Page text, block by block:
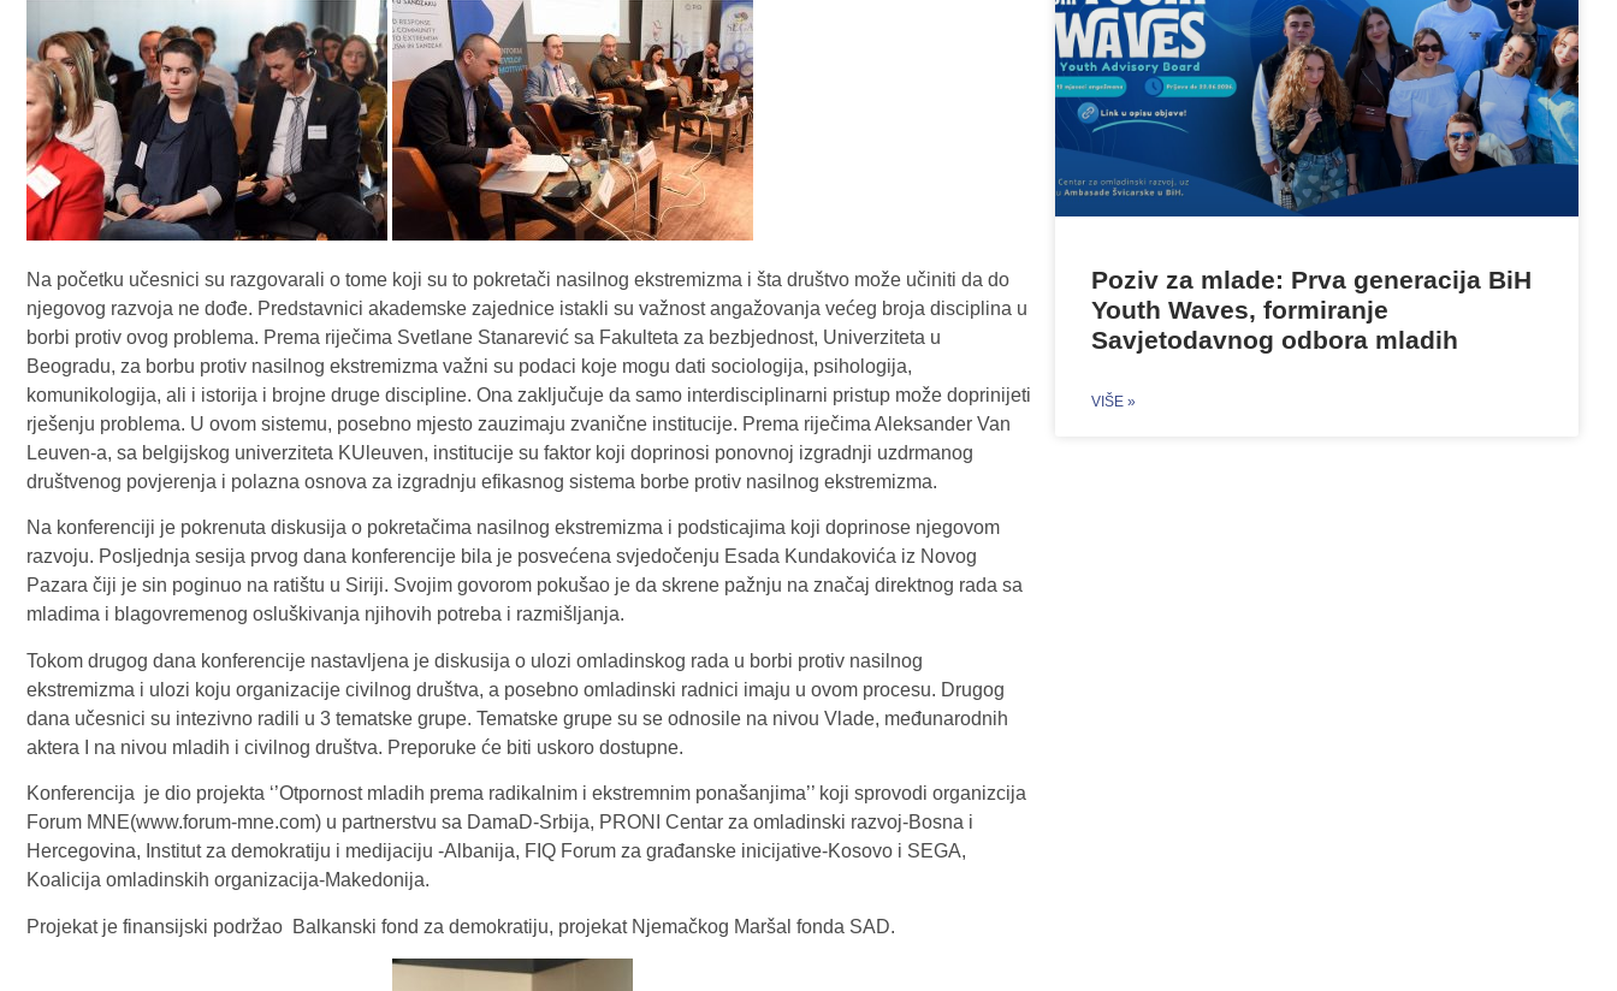
Na početku učesnici su razgovarali o tome koji su to pokretači nasilnog ekstremizma i šta društvo može učiniti da do
njegovog razvoja ne dođe. Predstavnici akademske zajednice istakli su važnost angažovanja većeg broja disciplina u
borbi protiv ovog problema. Prema riječima Svetlane Stanarević sa Fakulteta za bezbjednost, Univerziteta u
Beogradu, za borbu protiv nasilnog ekstremizma važni su podaci koje mogu dati sociologija, psihologija,
komunikologija, ali i istorija i brojne druge discipline. Ona zaključuje da samo interdisciplinarni pristup može doprinijeti
rješenju problema. U ovom sistemu, posebno mjesto zauzimaju zvanične institucije. Prema riječima Aleksander Van
Leuven-a, sa belgijskog univerziteta KUleuven, institucije su faktor koji doprinosi ponovnoj izgradnji uzdrmanog
društvenog povjerenja i polazna osnova za izgradnju efikasnog sistema borbe protiv nasilnog ekstremizma.
Na konferenciji je pokrenuta diskusija o pokretačima nasilnog ekstremizma i podsticajima koji doprinose njegovom
razvoju. Posljednja sesija prvog dana konferencije bila je posvećena svjedočenju Esada Kundakovića iz Novog
Pazara čiji je sin poginuo na ratištu u Siriji. Svojim govorom pokušao je da skrene pažnju na značaj direktnog rada sa
mladima i blagovremenog osluškivanja njihovih potreba i razmišljanja.
Tokom drugog dana konferencije nastavljena je diskusija o ulozi omladinskog rada u borbi protiv nasilnog
ekstremizma i ulozi koju organizacije civilnog društva, a posebno omladinski radnici imaju u ovom procesu. Drugog
dana učesnici su intezivno radili u 3 tematske grupe. Tematske grupe su se odnosile na nivou Vlade, međunarodnih
aktera I na nivou mladih i civilnog društva. Preporuke će biti uskoro dostupne.
Konferencija je dio projekta ‘’Otpornost mladih prema radikalnim i ekstremnim ponašanjima’’ koji sprovodi organizcija
Forum MNE(www.forum-mne.com) u partnerstvu sa DamaD-Srbija, PRONI Centar za omladinski razvoj-Bosna i
Hercegovina, Institut za demokratiju i medijaciju -Albanija, FIQ Forum za građanske inicijative-Kosovo i SEGA,
Koalicija omladinskih organizacija-Makedonija.
Projekat je finansijski podržao Balkanski fond za demokratiju, projekat Njemačkog Maršal fonda SAD.
Poziv za mlade: Prva generacija BiH
Youth Waves, formiranje
Savjetodavnog odbora mladih
VIŠE »